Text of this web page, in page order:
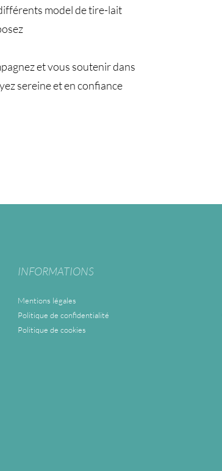
model de tire-lait
et vous soutenir dans
sereine et en confiance
INFORMATIONS
Mentions légales
Politique de confidentialité
Politique de cookies